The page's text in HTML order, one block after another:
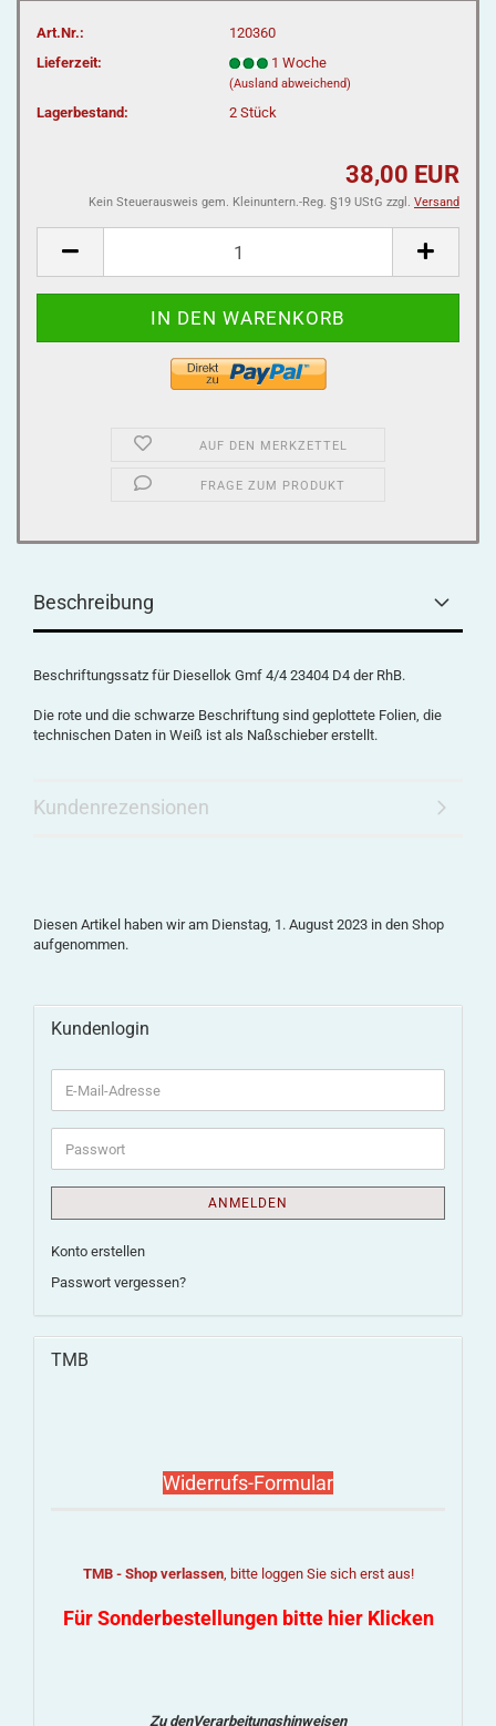
Art.Nr.:
120360
Lieferzeit:
1 Woche
(Ausland abweichend)
Lagerbestand: 2Stück
38,00 EUR
Kein Steuerausweis gem. Kleinuntern.-Reg. §19 UStG zzgl. Versand
AUF DEN MERKZETTEL
FRAGE ZUM PRODUKT
Beschreibung
Beschriftungssatz für Diesellok Gmf 4/4 23404 D4 der RhB.
Die rote und die schwarze Beschriftung sind geplottete Folien, die
technischen Daten in Weiß ist als Naßschieber erstellt.
Kundenrezensionen
Diesen Artikel haben wir am Dienstag, 1. August 2023 in den Shop
aufgenommen.
Kundenlogin
ANMELDEN
Konto erstellen
Passwort vergessen?
TMB
Widerrufs-Formular
TMB - Shop verlassen, bitte loggen Sie sich erst aus!
Für Sonderbestellungen bitte hier Klicken
Zu denVerarbeitungshinweisen